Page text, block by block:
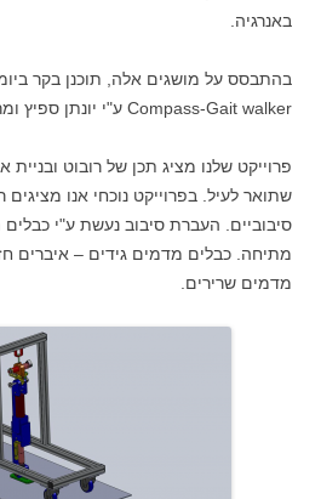
באנרגיה.
בהתבסס על מושגים אלה, תוכנן בקר
Compass-Gait walker ע"י יונתן ספיץ ומרים זקסנהויז.
פרוייקט שלנו מציג תכן של רובוט ובניית
שתואר לעיל. בפרוייקט נוכחי אנו מציגים
סיבוביים. העברת סיבוב נעשת ע"י
מתיחה. כבלים מדמים גידים – איברים
מדמים שרירים.